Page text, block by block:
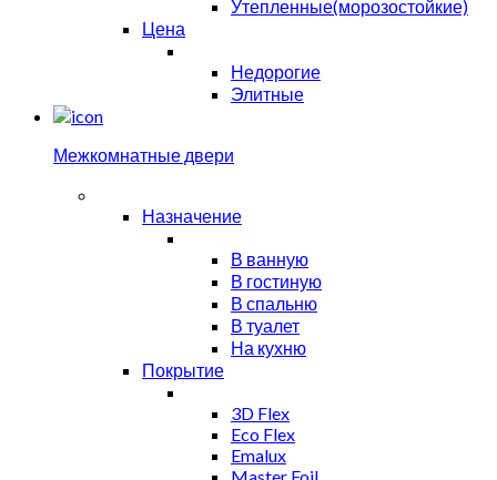
Утепленные(морозостойкие)
Цена
Недорогие
Элитные
Межкомнатные двери
Назначение
В ванную
В гостиную
В спальню
В туалет
На кухню
Покрытие
3D Flex
Eco Flex
Emalux